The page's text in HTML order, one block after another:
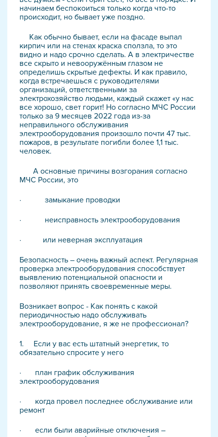
начинаем беспокоиться только когда что-то
происходит, но бывает уже поздно.
Как обычно бывает, если на фасаде выпал
кирпич или на стенах краска сползла, то это
видно и надо срочно сделать. А в электричестве
все скрыто и невооружённым глазом не
определишь скрытые дефекты. И как правило,
когда встречаешься с руководителями
организаций, ответственными за
электрохозяйство людьми, каждый скажет «у нас
все хорошо, свет горит! Но согласно МЧС России
только за 9 месяцев 2022 года из-за
неправильного обслуживания
электрооборудования произошло почти 47 тыс.
пожаров, в результате погибли более 1,1 тыс.
человек.
А основные причины возгорания согласно
МЧС России, это
· замыкание проводки
· неисправность электрооборудования
· или неверная эксплуатация
Безопасность – очень важный аспект. Регулярная
проверка электрооборудования способствует
выявлению потенциальной опасности и
позволяют принять своевременные меры.
Возникает вопрос - Как понять с какой
периодичностью надо обслуживать
электрооборудование, я же не профессионал?
1. Если у вас есть штатный энергетик, то
обязательно спросите у него
· план график обслуживания
электрооборудования
· когда провел последнее обслуживание или
ремонт
· если были аварийные отключения –